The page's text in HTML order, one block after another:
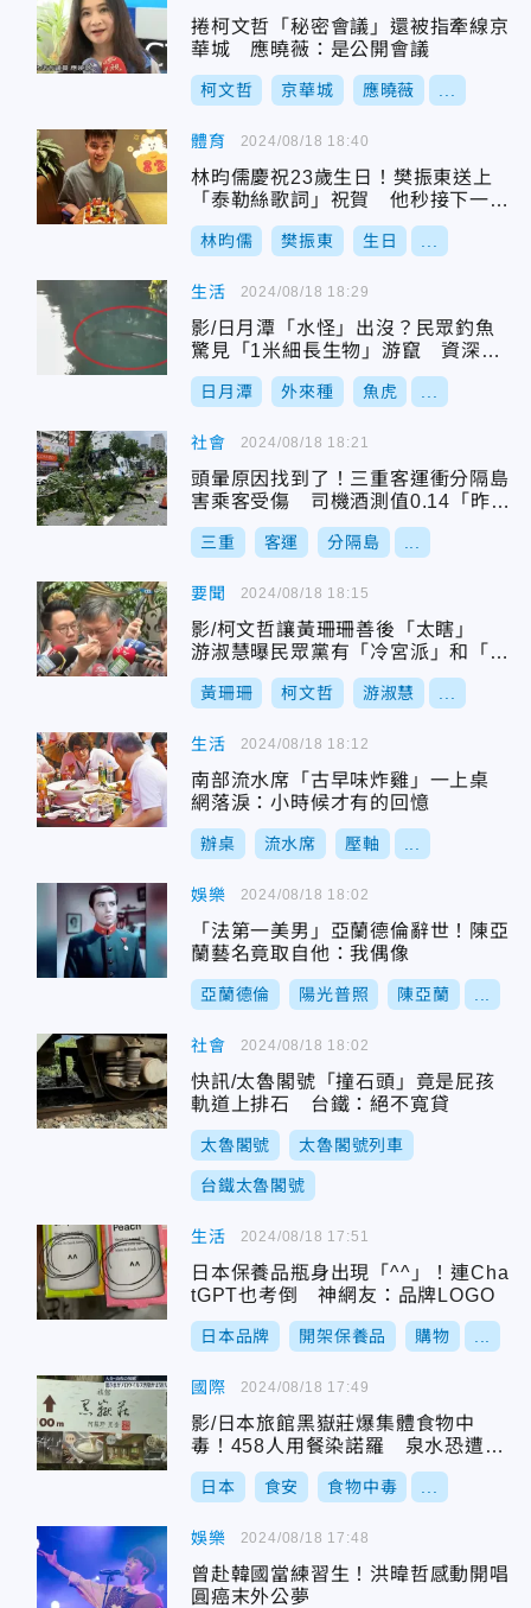
捲柯文哲「秘密會議」還被指牽線京
華城 應曉薇：是公開會議
柯文哲 京華城 應曉薇
體育
林昀儒慶祝23歲生日！樊振東送上
「泰勒絲歌詞」祝賀 他秒接下一句
展現默契
林昀儒 樊振東 生日
2024/08/18 18:40
生活
影/日月潭「水怪」出沒？民眾釣魚
驚見「1米細長生物」游竄 資深漁
民這樣說
日月潭 外來種 魚虎
2024/08/18 18:29
社會
頭暈原因找到了！三重客運衝分隔島
害乘客受傷 司機酒測值0.14「昨晚
有喝」
三重 客運 分隔島
2024/08/18 18:21
要聞
影/柯文哲讓黃珊珊善後「太瞎」
游淑慧曝民眾黨有「冷宮派」和「冷
氣派」
黃珊珊 柯文哲 游淑慧
2024/08/18 18:15
生活
南部流水席「古早味炸雞」一上桌
網落淚：小時候才有的回憶
辦桌 流水席 壓軸
2024/08/18 18:12
娛樂
「法第一美男」亞蘭德倫辭世！陳亞
蘭藝名竟取自他：我偶像
亞蘭德倫 陽光普照 陳亞蘭
2024/08/18 18:02
社會
快訊/太魯閣號「撞石頭」竟是屁孩
軌道上排石 台鐵：絕不寬貸
太魯閣號 太魯閣號列車
台鐵太魯閣號
2024/08/18 18:02
生活
日本保養品瓶身出現「^^」！連Cha
tGPT也考倒 神網友：品牌LOGO
日本品牌 開架保養品 購物
2024/08/18 17:51
國際
影/日本旅館黑嶽莊爆集體食物中
毒！458人用餐染諾羅 泉水恐遭病
毒污染
日本 食安 食物中毒
2024/08/18 17:49
娛樂
曾赴韓國當練習生！洪暐哲感動開唱
圓癌末外公夢
2024/08/18 17:48